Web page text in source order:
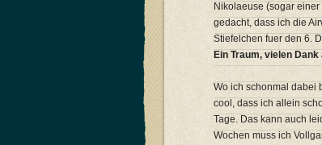
Nikolaeuse (sogar
gedacht, dass ich die
Stiefelchen fuer den 6.
Ein Traum, vielen
Wo ich schonmal dabei
cool, dass ich allein
Tage. Das kann auch
Wochen muss ich